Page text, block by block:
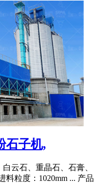
石子机,
云石、重晶石、石膏、
料粒度：1020mm ... 产品